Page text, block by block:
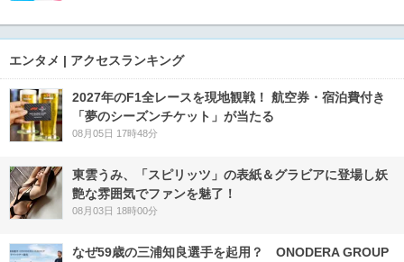
エンタメ | アクセスランキング
2027年のF1全レースを現地観戦！ 航空券・宿泊費付き
「夢のシーズンチケット」が当たる
08月05日 17時48分
東雲うみ、「スピリッツ」の表紙＆グラビアに登場し妖
艶な雰囲気でファンを魅了！
08月03日 18時00分
なぜ59歳の三浦知良選手を起用？ ONODERA GROUP